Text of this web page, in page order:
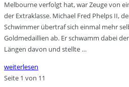
Melbourne verfolgt hat, war Zeuge von
der Extraklasse. Michael Fred Phelps II,
Schwimmer übertraf sich einmal mehr
Goldmedaillien ab. Er schwamm dabei
Längen davon und stellte …
weiterlesen
Seite 1 von 11